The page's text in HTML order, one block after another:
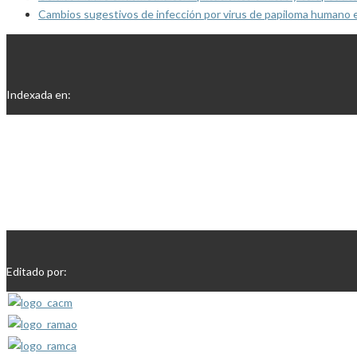
Cambios sugestivos de infección por virus de papiloma
Indexada en:
Editado por: